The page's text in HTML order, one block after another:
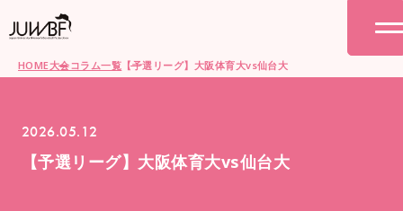
HOME大会コラム一覧 【予選リーグ】大阪体育大vs仙台大
2026.05.12
【予選リーグ】大阪体育大vs仙台大